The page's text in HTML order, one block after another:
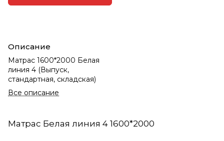
Описание
Матрас 1600*2000 Белая
линия 4 (Выпуск,
стандартная, складская)
Все описание
Матрас Белая линия 4 1600*2000